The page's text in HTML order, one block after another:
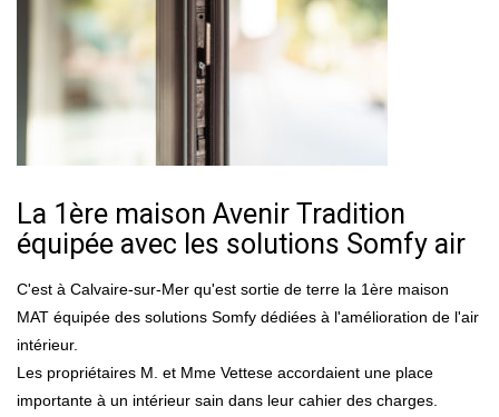
La 1ère maison Avenir Tradition
équipée avec les solutions Somfy air
C'est à Calvaire-sur-Mer qu'est sortie de terre la 1ère maison
MAT équipée des solutions Somfy dédiées à l'amélioration de l'air
intérieur.
Les propriétaires M. et Mme Vettese accordaient une place
importante à un intérieur sain dans leur cahier des charges.